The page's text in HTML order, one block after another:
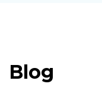
Blog